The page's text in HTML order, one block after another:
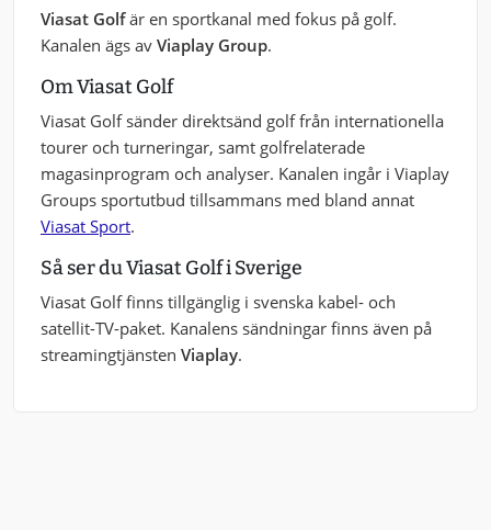
Viasat Golfär en sportkanal med fokus på golf.
Kanalen ägs av Viaplay Group.
Om Viasat Golf
Viasat Golf sänder direktsänd golf från internationella
tourer och turneringar, samt golfrelaterade
magasinprogram och analyser. Kanalen ingår i Viaplay
Groups sportutbud tillsammans med bland annat
Viasat Sport.
Så ser du Viasat Golf i Sverige
Viasat Golf finns tillgänglig i svenska kabel- och
satellit-TV-paket. Kanalens sändningar finns även på
streamingtjänsten Viaplay.